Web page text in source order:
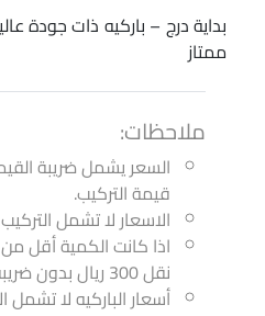
بداية درج – باركيه ذات جودة
ممتاز
ملاحظات:
السعر يشمل ضريبة
قيمة التركيب.
الاسعار لا تشمل التركيب
نقل 300 ريال بدون ضريبة
أسعار الباركيه لا تشمل